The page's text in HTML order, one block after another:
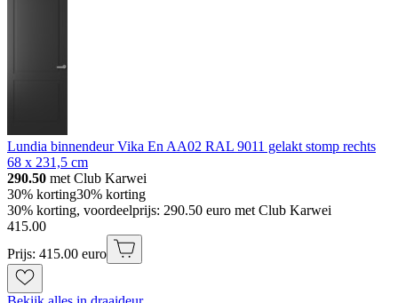
Lundia binnendeur Vika En AA02 RAL 9011 gelakt stomp rechts
68 x 231,5 cm
290.50 met Club Karwei
30% korting30% korting
30% korting, voordeelprijs: 290.50 euro met Club Karwei
415.00
Prijs: 415.00 euro